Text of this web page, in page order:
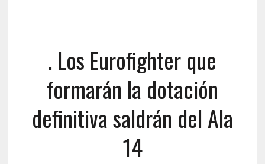
. Los Eurofighter que
formarán la dotación
definitiva saldrán del Ala
14